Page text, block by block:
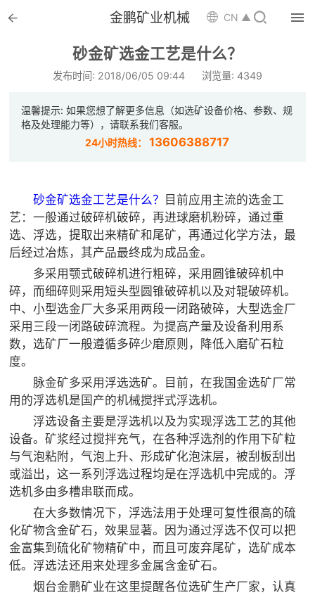
 金鹏矿业机械 CN ▲ 
砂金矿选金工艺是什么？
发布时间: 2018/06/05 09:44 浏览量: 4349
温馨提示: 如果您想了解更多信息（如选矿设备价格、参数、规
格及处理能力等），请联系我们客服。
24小时热线：13606388717
砂金矿选金工艺是什么？
目前应用主流的选金工
艺：一般通过破碎机破碎，再进球磨机粉碎，通过重
选、浮选，提取出来精矿和尾矿，再通过化学方法，最
后经过冶炼，其产品最终成为成品金。
多采用颚式破碎机进行粗碎，采用圆锥破碎机中
碎，而细碎则采用短头型圆锥破碎机以及对辊破碎机。
中、小型选金厂大多采用两段一闭路破碎，大型选金厂
采用三段一闭路破碎流程。为提高产量及设备利用系
数，选矿厂一般遵循多碎少磨原则，降低入磨矿石粒
度。
脉金矿多采用浮选选矿。目前，在我国金选矿厂常
用的浮选机是国产的机械搅拌式浮选机。
浮选设备主要是浮选机以及为实现浮选工艺的其他
设备。矿浆经过搅拌充气，在各种浮选剂的作用下矿粒
与气泡粘附，气泡上升、形成矿化泡沫层，被刮板刮出
或溢出，这一系列浮选过程均是在浮选机中完成的。浮
选机多由多槽串联而成。
在大多数情况下，浮选法用于处理可复性很高的硫
化矿物含金矿石，效果显著。因为通过浮选不仅可以把
金富集到硫化矿物精矿中，而且可废弃尾矿，选矿成本
低。浮选法还用来处理多金属含金矿石。
烟台金鹏矿业在这里提醒各位选矿生产厂家，认真

 选矿设备
 配件耗材

 案例中心
 服务体系
 新闻中心
 矿山设计院

发展历程
企业文化
专家团队